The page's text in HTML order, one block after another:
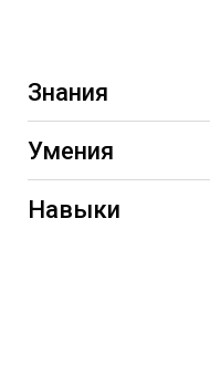
Знания
Умения
Навыки